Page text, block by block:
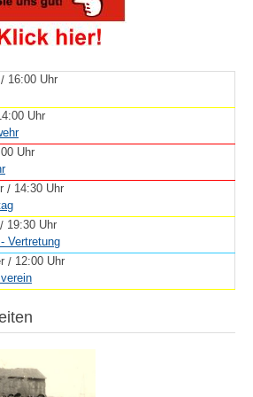
/ 16:00 Uhr
Uhr
Uhr
/ 14:30 Uhr
/ 19:30 Uhr
Vertretung
/ 12:00 Uhr